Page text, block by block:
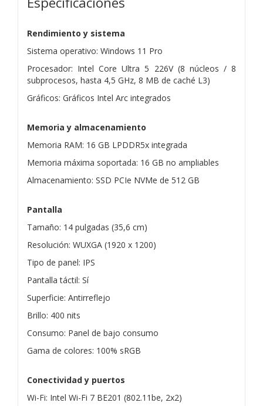
Rendimiento y sistema
Sistema operativo: Windows 11 Pro
Procesador: Intel Core Ultra 5 226V (8 núcleos / 8
subprocesos, hasta 4,5 GHz, 8 MB de caché L3)
Gráficos: Gráficos Intel Arc integrados
Memoria y almacenamiento
Memoria RAM: 16 GB LPDDR5x integrada
Memoria máxima soportada: 16 GB no ampliables
Almacenamiento: SSD PCIe NVMe de 512 GB
Pantalla
Tamaño: 14 pulgadas (35,6 cm)
Resolución: WUXGA (1920 x 1200)
Tipo de panel: IPS
Pantalla táctil: Sí
Superficie: Antirreflejo
Brillo: 400 nits
Consumo: Panel de bajo consumo
Gama de colores: 100% sRGB
Conectividad y puertos
Wi-Fi: Intel Wi-Fi 7 BE201 (802.11be, 2x2)